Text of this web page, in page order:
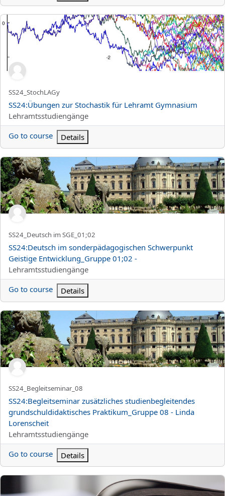
SS24:Übungen zur Stochastik für Lehramt Gymnasium
Kortnamn för kurs
SS24_StochLAGy
Kursnamn
SS24:Übungen zur Stochastik für Lehramt Gymnasium
Kurskategori
Lehramtsstudiengänge
Go to course
Details
SS24:Deutsch im sonderpädagogischen Schwerpunkt Geistige
Kortnamn för kurs
SS24_Deutsch im SGE_01;02
Kursnamn
SS24:Deutsch im sonderpädagogischen Schwerpunkt
Geistige Entwicklung_Gruppe 01;02 -
Kurskategori
Lehramtsstudiengänge
Go to course
Details
SS24:Begleitseminar zusätzliches studienbegleitendes
Kortnamn för kurs
SS24_Begleitseminar_08
Kursnamn
SS24:Begleitseminar zusätzliches studienbegleitendes
grundschuldidaktisches Praktikum_Gruppe 08 - Linda
Lorenscheit
Kurskategori
Lehramtsstudiengänge
Go to course
Details
SS24:Seminar zur Fundamentaltheologie 1: